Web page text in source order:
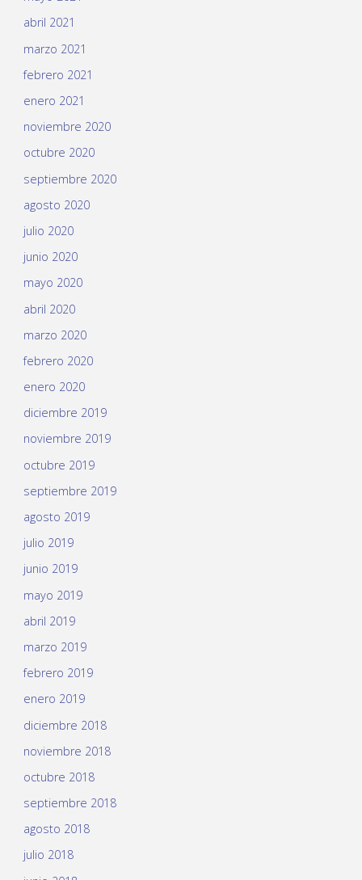
abril 2021
marzo 2021
febrero 2021
enero 2021
noviembre 2020
octubre 2020
septiembre 2020
agosto 2020
julio 2020
junio 2020
mayo 2020
abril 2020
marzo 2020
febrero 2020
enero 2020
diciembre 2019
noviembre 2019
octubre 2019
septiembre 2019
agosto 2019
julio 2019
junio 2019
mayo 2019
abril 2019
marzo 2019
febrero 2019
enero 2019
diciembre 2018
noviembre 2018
octubre 2018
septiembre 2018
agosto 2018
julio 2018